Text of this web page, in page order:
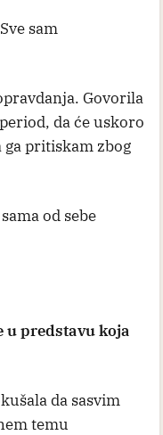
sam
Govorila
da će uskoro
ga pritiskam zbog
od sebe
u predstavu koja
da sasvim
temu